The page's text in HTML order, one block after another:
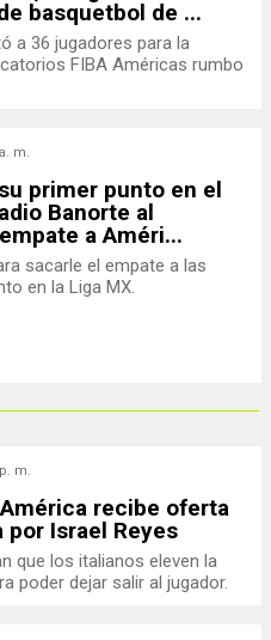
basquetbol de ...
a 36 jugadores para la
FIBA Américas rumbo
m.
primer punto en el
Banorte al
a Améri...
sacarle el empate a las
en la Liga MX.
m.
América recibe oferta
por Israel Reyes
que los italianos eleven la
poder dejar salir al jugador.